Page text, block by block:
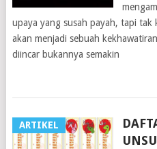
upaya yang susah payah, tapi
akan menjadi sebuah
diincar bukannya semakin
ARTIKEL